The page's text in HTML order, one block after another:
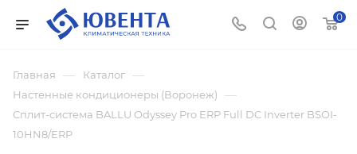
0
Главная — Каталог —
Настенные кондиционеры (Воронеж) —
Сплит-система BALLU Odyssey Pro ERP Full DC Inverter BSOI-
10HN8/ERP